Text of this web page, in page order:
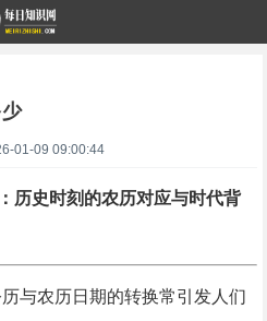
01-09 09:00:44
历史时刻的农历对应与时代背
与农历日期的转换常引发人们